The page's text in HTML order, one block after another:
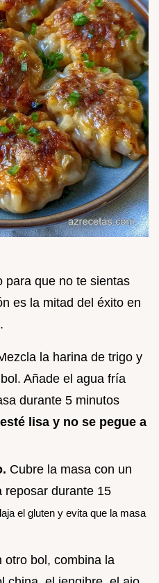
para que no te sientas
es la mitad del éxito en
la harina de trigo y
Añade el agua fría
durante 5 minutos
lisa y no se pegue a
Cubre la masa con un
reposar durante 15
el gluten y evita que la masa
otro bol, combina la